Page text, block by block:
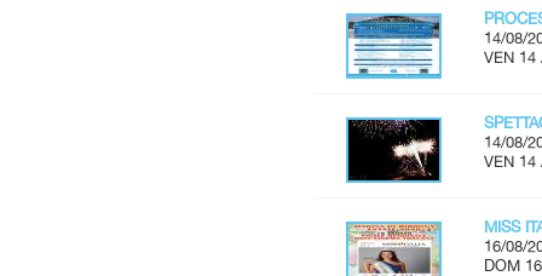
14/08/
VEN 14
14/08/
VEN 14
MISS
16/08/
DOM